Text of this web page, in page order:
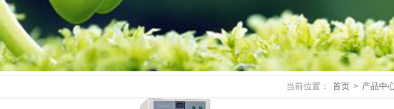
当前位置： 首页 > 产品中